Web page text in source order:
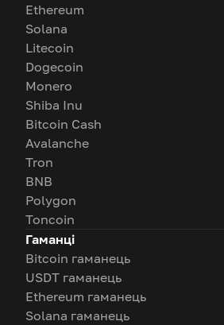
Ethereum
Solana
Litecoin
Dogecoin
Monero
Shiba Inu
Bitcoin Cash
Avalanche
Tron
BNB
Polygon
Toncoin
Гаманці
Bitcoin гаманець
USDT гаманець
Ethereum гаманець
Solana гаманець